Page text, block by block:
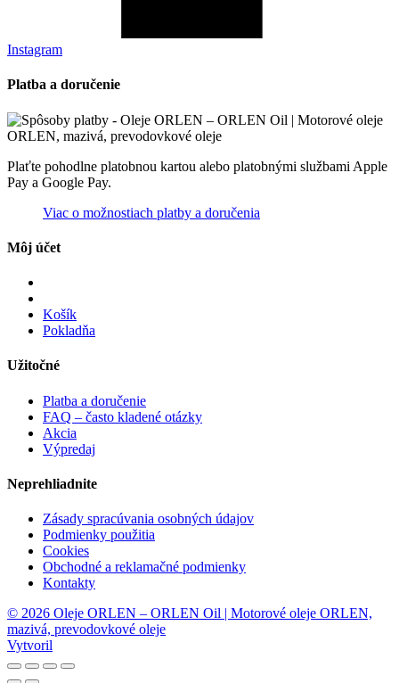
Instagram
Platba a doručenie
Plaťte pohodlne platobnou kartou alebo platobnými službami Apple
Pay a Google Pay.
Viac o možnostiach platby a doručenia
Môj účet
Košík
Pokladňa
Užitočné
Platba a doručenie
FAQ – často kladené otázky
Akcia
Výpredaj
Neprehliadnite
Zásady spracúvania osobných údajov
Podmienky použitia
Cookies
Obchodné a reklamačné podmienky
Kontakty
© 2026 Oleje ORLEN – ORLEN Oil | Motorové oleje ORLEN,
mazivá, prevodovkové oleje
Vytvoril